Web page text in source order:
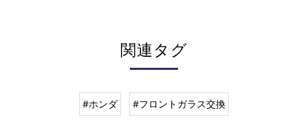
関連タグ
#ホンダ #フロントガラス交換